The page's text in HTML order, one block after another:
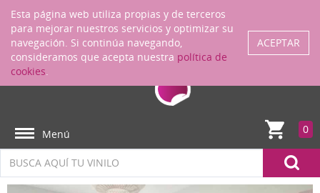
ENTRAR
Menú 0
Esta página web utiliza propias y de terceros
para mejorar nuestros servicios y optimizar su
navegación. Si continúa navegando,
consideramos que acepta nuestra política de
cookies.
ACEPTAR